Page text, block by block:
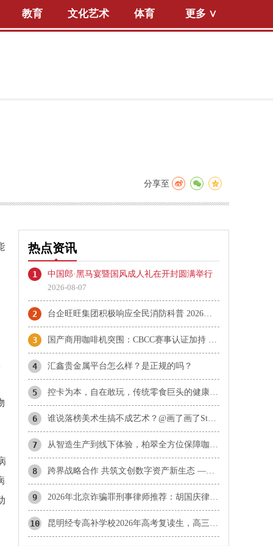
教育 文化艺术 体育 更多 ∨
分享至
热点资讯
1
中国郎·黑马宴暨国风成人礼在开封圆满举行
2026-08-07
2 台企旺旺集团积极响应全民消防科普 2026年“旺旺杯”消防主题运动会圆满落幕
3 国产商用咖啡机突围：CBCC赛事认证加持 柏翠天工Plus成咖啡机推荐热门
4 汇鑫贵金属平台怎么样？是正规的吗？
5 控卡为本，自在敢玩，传统零食巨头的健康赛道长期主义实践
6 谁说落榜美术生搞不成艺术？@画了画了Stone 带着上百张“神作”，约你北京见！
7 从智造生产到线下体验，柏翠全方位保障咖啡机使用品质
8 ​跨界战略合作 共筑文创数字资产新生态 ——携手探索文化数字化战略落地新范式
9 2026年北京诈骗罪刑事律师推荐：胡国庆律师合同诈骗与诈骗罪辩护方向分析
10 昆明经专高补学校2026年高考复读生，高三应届冲刺生，艺术文化体育生招生公告